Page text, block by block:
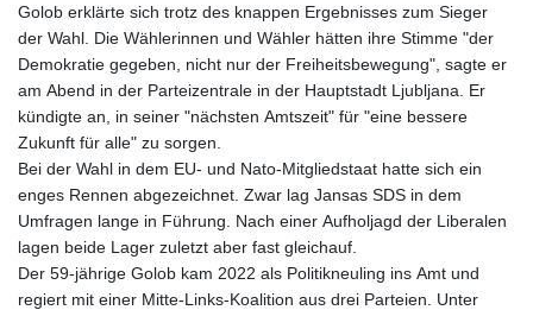
Golob erklärte sich trotz des knappen Ergebnisses zum Sieger
der Wahl. Die Wählerinnen und Wähler hätten ihre Stimme "der
Demokratie gegeben, nicht nur der Freiheitsbewegung", sagte er
am Abend in der Parteizentrale in der Hauptstadt Ljubljana. Er
kündigte an, in seiner "nächsten Amtszeit" für "eine bessere
Zukunft für alle" zu sorgen.
Bei der Wahl in dem EU- und Nato-Mitgliedstaat hatte sich ein
enges Rennen abgezeichnet. Zwar lag Jansas SDS in dem
Umfragen lange in Führung. Nach einer Aufholjagd der Liberalen
lagen beide Lager zuletzt aber fast gleichauf.
Der 59-jährige Golob kam 2022 als Politikneuling ins Amt und
regiert mit einer Mitte-Links-Koalition aus drei Parteien. Unter